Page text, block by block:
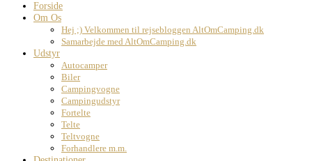
Forside
Om Os
Hej ;) Velkommen til rejsebloggen AltOmCamping.dk
Samarbejde med AltOmCamping.dk
Udstyr
Autocamper
Biler
Campingvogne
Campingudstyr
Fortelte
Telte
Teltvogne
Forhandlere m.m.